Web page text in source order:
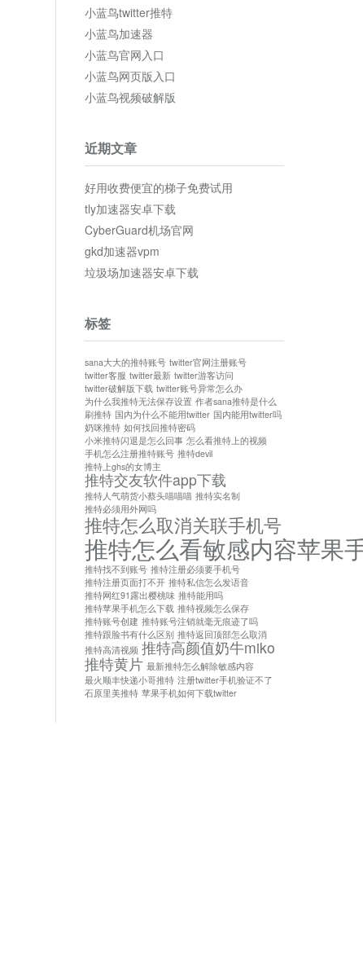
小蓝鸟twitter推特
小蓝鸟加速器
小蓝鸟官网入口
小蓝鸟网页版入口
小蓝鸟视频破解版
近期文章
好用收费便宜的梯子免费试用
tly加速器安卓下载
CyberGuard机场官网
gkd加速器vpm
垃圾场加速器安卓下载
标签
sana大大的推特账号 twitter官网注册账号
twitter客服 twitter最新 twitter游客访问
twitter破解版下载 twitter账号异常怎么办
为什么我推特无法保存设置 作者sana推特是什么
刷推特 国内为什么不能用twitter 国内能用twitter吗
奶咪推特 如何找回推特密码
小米推特闪退是怎么回事 怎么看推特上的视频
手机怎么注册推特账号 推特devil
推特上ghs的女博主
推特交友软件app下载
推特人气萌货小蔡头喵喵喵 推特实名制
推特必须用外网吗
推特怎么取消关联手机号
推特怎么看敏感内容苹果
推特找不到账号 推特注册必须要手机号
推特注册页面打不开 推特私信怎么发语音
推特网红91露出樱桃味 推特能用吗
推特苹果手机怎么下载 推特视频怎么保存
推特账号创建 推特账号注销就毫无痕迹了吗
推特跟脸书有什么区别 推特返回顶部怎么取消
推特高清视频 推特高颜值奶牛miko
推特黄片 最新推特怎么解除敏感内容
最火顺丰快递小哥推特 注册twitter手机验证不了
石原里美推特 苹果手机如何下载twitter